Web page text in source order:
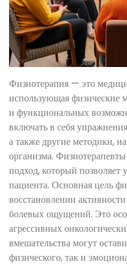
Физиотерапия — это
использующая физические
и функциональных
включать в себя
а также другие методики,
организма.
подход, который позволяет
пациента. Основная цель
восстановлении
болевых ощущений. Это
агрессивных
вмешательства могут
физического, так и